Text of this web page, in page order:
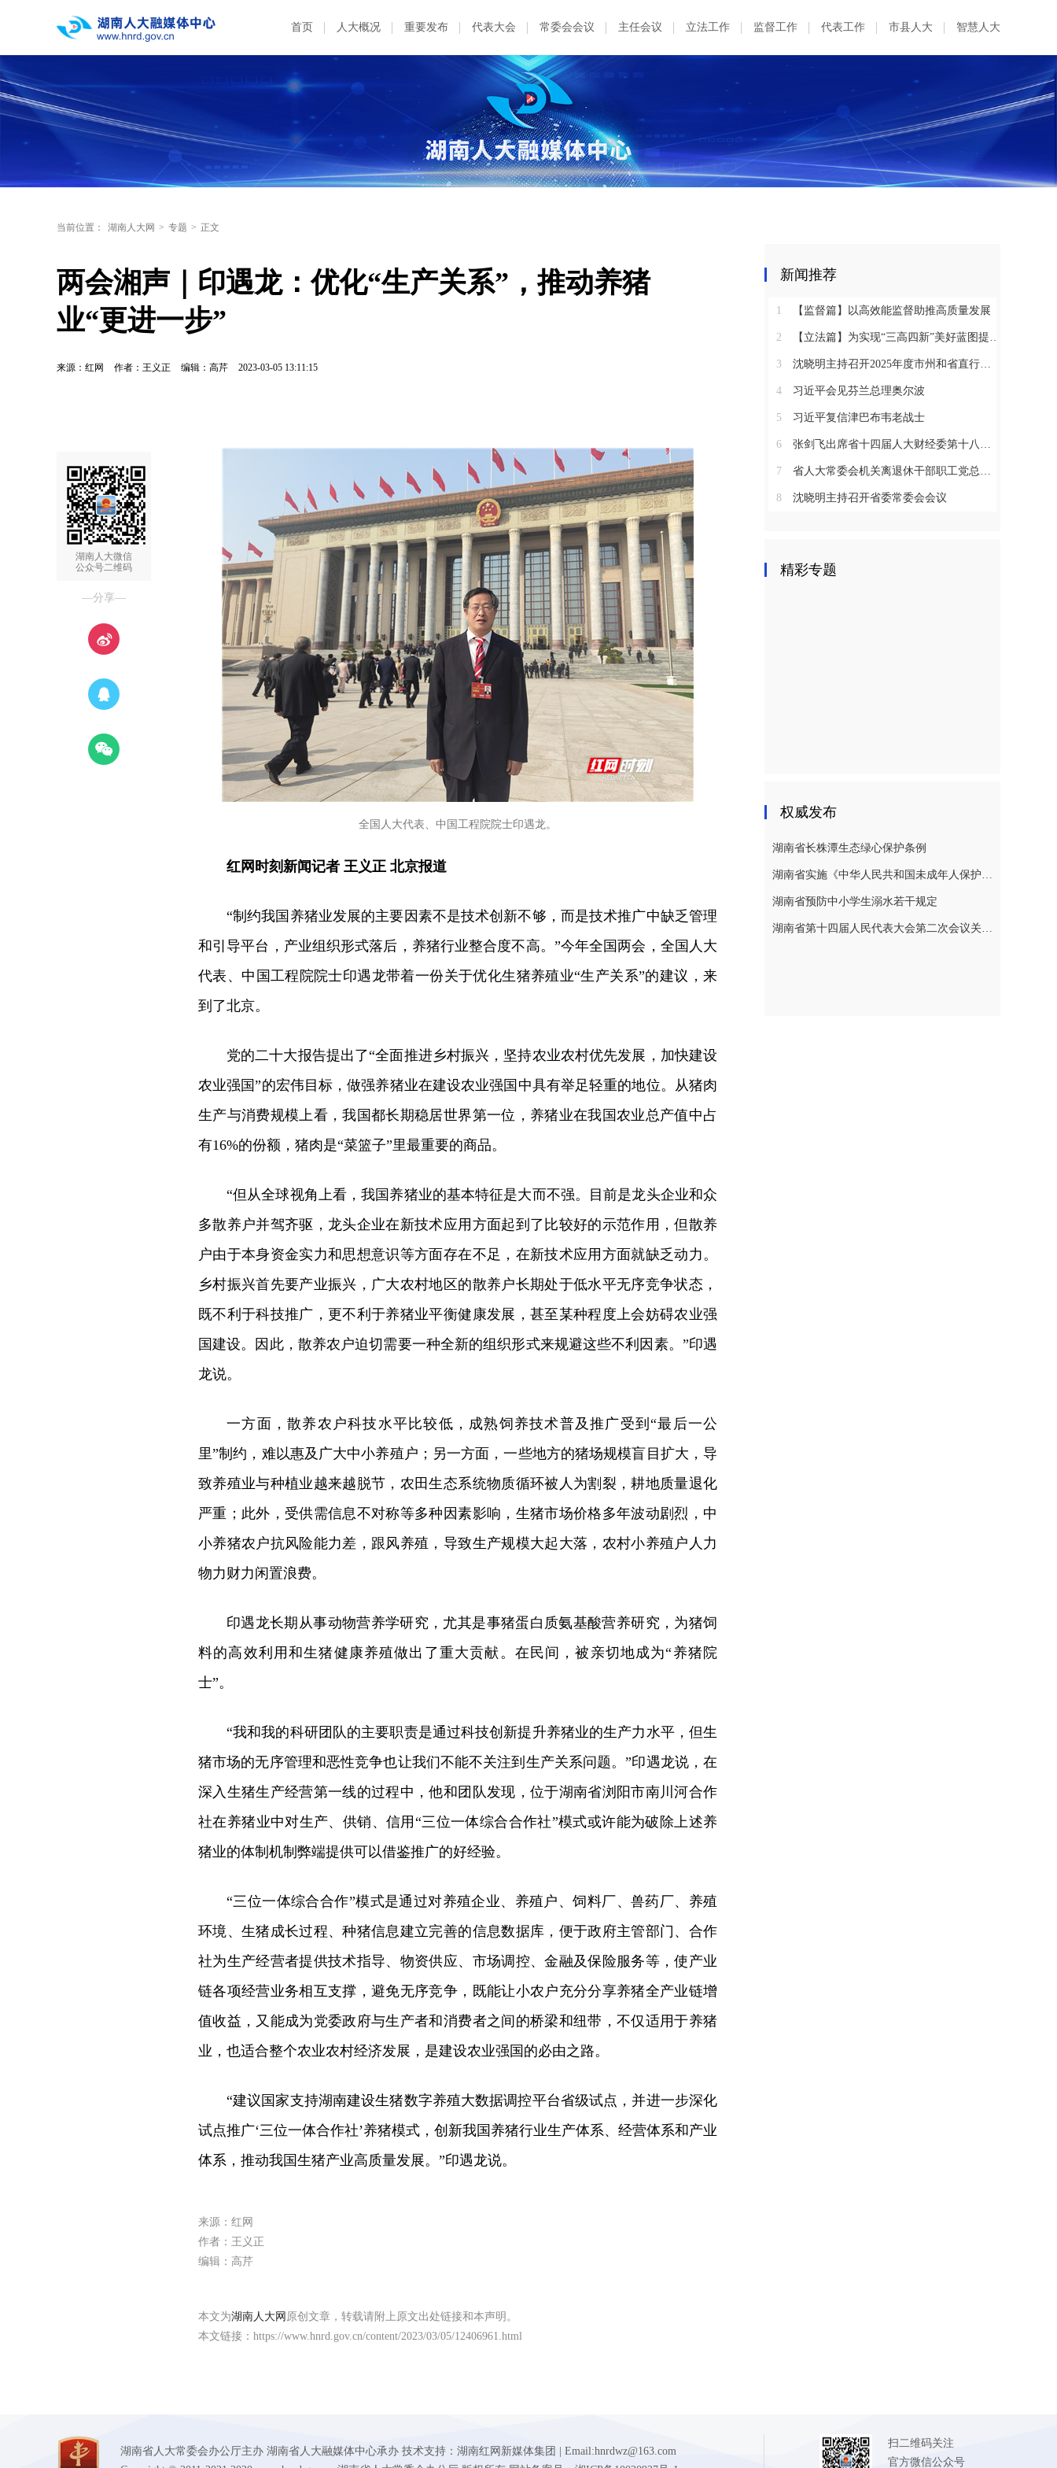
首页 人大概况 重要发布 代表大会 常委会会议 主任会议 立法工作 监督工作 代表工作 市县人大 智慧人大
当前位置： 湖南人大网 > 专题 > 正文
两会湘声｜印遇龙：优化“生产关系”，推动养猪
业“更进一步”
来源：红网 作者：王义正 编辑：高芹 2023-03-05 13:11:15
湖南人大微信
公众号二维码
—分享—
全国人大代表、中国工程院院士印遇龙。
红网时刻新闻记者 王义正 北京报道
“制约我国养猪业发展的主要因素不是技术创新不够，而是技术推广中缺乏管理
和引导平台，产业组织形式落后，养猪行业整合度不高。”今年全国两会，全国人大
代表、中国工程院院士印遇龙带着一份关于优化生猪养殖业“生产关系”的建议，来
到了北京。
党的二十大报告提出了“全面推进乡村振兴，坚持农业农村优先发展，加快建设
农业强国”的宏伟目标，做强养猪业在建设农业强国中具有举足轻重的地位。从猪肉
生产与消费规模上看，我国都长期稳居世界第一位，养猪业在我国农业总产值中占
有16%的份额，猪肉是“菜篮子”里最重要的商品。
“但从全球视角上看，我国养猪业的基本特征是大而不强。目前是龙头企业和众
多散养户并驾齐驱，龙头企业在新技术应用方面起到了比较好的示范作用，但散养
户由于本身资金实力和思想意识等方面存在不足，在新技术应用方面就缺乏动力。
乡村振兴首先要产业振兴，广大农村地区的散养户长期处于低水平无序竞争状态，
既不利于科技推广，更不利于养猪业平衡健康发展，甚至某种程度上会妨碍农业强
国建设。因此，散养农户迫切需要一种全新的组织形式来规避这些不利因素。”印遇
龙说。
一方面，散养农户科技水平比较低，成熟饲养技术普及推广受到“最后一公
里”制约，难以惠及广大中小养殖户；另一方面，一些地方的猪场规模盲目扩大，导
致养殖业与种植业越来越脱节，农田生态系统物质循环被人为割裂，耕地质量退化
严重；此外，受供需信息不对称等多种因素影响，生猪市场价格多年波动剧烈，中
小养猪农户抗风险能力差，跟风养殖，导致生产规模大起大落，农村小养殖户人力
物力财力闲置浪费。
印遇龙长期从事动物营养学研究，尤其是事猪蛋白质氨基酸营养研究，为猪饲
料的高效利用和生猪健康养殖做出了重大贡献。在民间，被亲切地成为“养猪院
士”。
“我和我的科研团队的主要职责是通过科技创新提升养猪业的生产力水平，但生
猪市场的无序管理和恶性竞争也让我们不能不关注到生产关系问题。”印遇龙说，在
深入生猪生产经营第一线的过程中，他和团队发现，位于湖南省浏阳市南川河合作
社在养猪业中对生产、供销、信用“三位一体综合合作社”模式或许能为破除上述养
猪业的体制机制弊端提供可以借鉴推广的好经验。
“三位一体综合合作”模式是通过对养殖企业、养殖户、饲料厂、兽药厂、养殖
环境、生猪成长过程、种猪信息建立完善的信息数据库，便于政府主管部门、合作
社为生产经营者提供技术指导、物资供应、市场调控、金融及保险服务等，使产业
链各项经营业务相互支撑，避免无序竞争，既能让小农户充分分享养猪全产业链增
值收益，又能成为党委政府与生产者和消费者之间的桥梁和纽带，不仅适用于养猪
业，也适合整个农业农村经济发展，是建设农业强国的必由之路。
“建议国家支持湖南建设生猪数字养殖大数据调控平台省级试点，并进一步深化
试点推广‘三位一体合作社’养猪模式，创新我国养猪行业生产体系、经营体系和产业
体系，推动我国生猪产业高质量发展。”印遇龙说。
来源：红网
作者：王义正
编辑：高芹
本文为湖南人大网 原创文章，转载请附上原文出处链接和本声明。
本文链接： https://www.hnrd.gov.cn/content/2023/03/05/12406961.html
新闻推荐
1 【监督篇】以高效能监督助推高质量发展
2 【立法篇】为实现“三高四新”美好蓝图提供坚实法治保障
3 沈晓明主持召开2025年度市州和省直行业系统党（工）委书记抓基层党建工作述职评议会议
4 习近平会见芬兰总理奥尔波
5 习近平复信津巴布韦老战士
6 张剑飞出席省十四届人大财经委第十八次全体会议
7 省人大常委会机关离退休干部职工党总支召开2025年度总结表彰大会
8 沈晓明主持召开省委常委会会议
精彩专题
权威发布
湖南省长株潭生态绿心保护条例
湖南省实施《中华人民共和国未成年人保护法》若干规定
湖南省预防中小学生溺水若干规定
湖南省第十四届人民代表大会第二次会议关于湖南省人民代表大会常务委员会工作报告的决议
湖南省人大常委会办公厅主办 湖南省人大融媒体中心承办 技术支持：湖南红网新媒体集团 | Email:hnrdwz@163.com
扫二维码关注
官方微信公众号